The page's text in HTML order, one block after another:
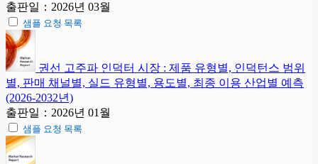
출판일：2026년 03월
샘플 요청 목록
권선 고주파 인덕터 시장 : 제품 유형별, 인덕턴스 범위
별, 판매 채널별, 실드 유형별, 용도별, 최종 이용 산업별 예측
(2026-2032년)
출판일：2026년 01월
샘플 요청 목록